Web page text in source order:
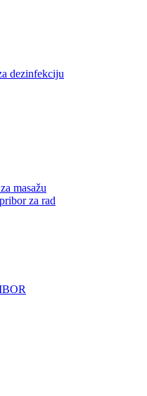
dezinfekciju
masažu
za rad